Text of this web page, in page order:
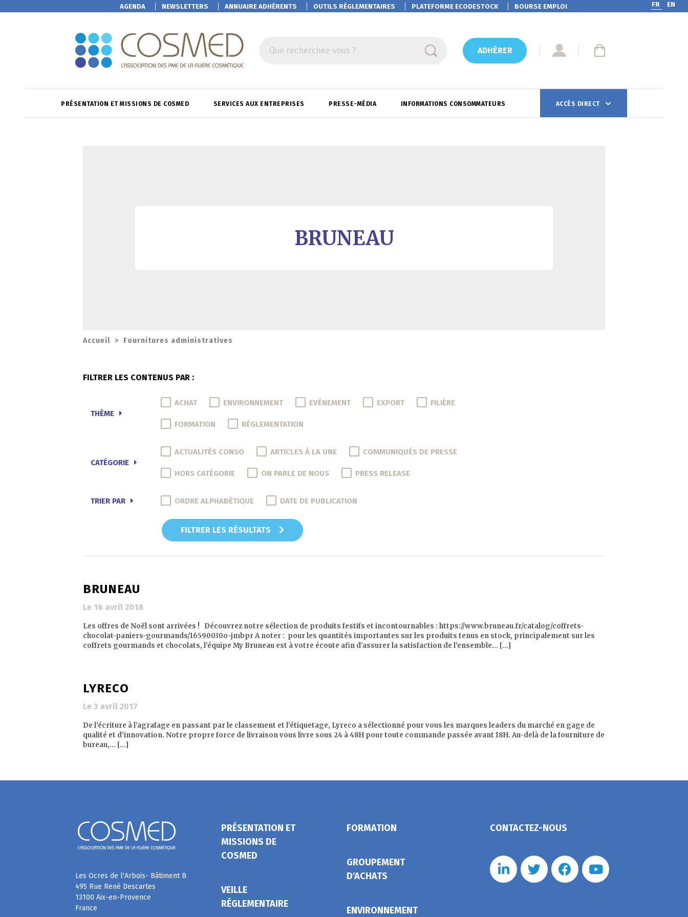
AGENDA NEWSLETTERS ANNUAIRE ADHÉRENTS OUTILS RÉGLEMENTAIRES PLATEFORMEECODESTOCK BOURSE EMPLOI FR EN
Que recherchez-vous ? ADHÉRER
PRÉSENTATION ET MISSIONS DE COSMED SERVICES AUX ENTREPRISES PRESSE-MÉDIA INFORMATIONS CONSOMMATEURS ACCÈS DIRECT
BRUNEAU
Accueil > Fournitures administratives
FILTRER LES CONTENUS PAR :
THÈME
ACHAT ENVIRONNEMENT EVÉNEMENT EXPORT FILIÈRE
FORMATION RÉGLEMENTATION
CATÉGORIE
ACTUALITÉS CONSO ARTICLES À LA UNE COMMUNIQUÉS DE PRESSE
HORS CATÉGORIE ON PARLE DE NOUS PRESS RELEASE
TRIER PAR ORDRE ALPHABÉTIQUE DATE DE PUBLICATION
FILTRER LES RÉSULTATS
BRUNEAU
Le 16 avril 2018
Les offres de Noël sont arrivées ! Découvrez notre sélection de produits festifs et incontournables : https://www.bruneau.fr/catalog/coffrets-
chocolat-paniers-gourmands/16590030o-jmbpr A noter : pour les quantités importantes sur les produits tenus en stock, principalement sur les
coffrets gourmands et chocolats, l’équipe My Bruneau est à votre écoute afin d’assurer la satisfaction de l’ensemble… [...]
LYRECO
Le 3 avril 2017
De l’écriture à l’agrafage en passant par le classement et l’étiquetage, Lyreco a sélectionné pour vous les marques leaders du marché en gage de
qualité et d’innovation. Notre propre force de livraison vous livre sous 24 à 48H pour toute commande passée avant 18H. Au-delà de la fourniture de
bureau,… [...]
Les Ocres de l'Arbois- Bâtiment B
495 Rue René Descartes
13100 Aix-en-Provence
France
PRÉSENTATION ET
MISSIONS DE
COSMED
VEILLE
RÉGLEMENTAIRE
FORMATION
GROUPEMENT
D'ACHATS
ENVIRONNEMENT
CONTACTEZ-NOUS